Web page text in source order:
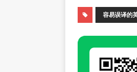
容易误译的